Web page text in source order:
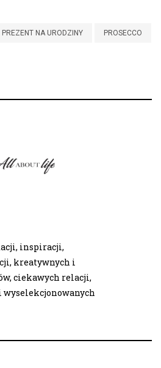
PREZENT NA URODZINY PROSECCO
inspiracji,
kreatywnych i
ciekawych relacji,
wyselekcjonowanych